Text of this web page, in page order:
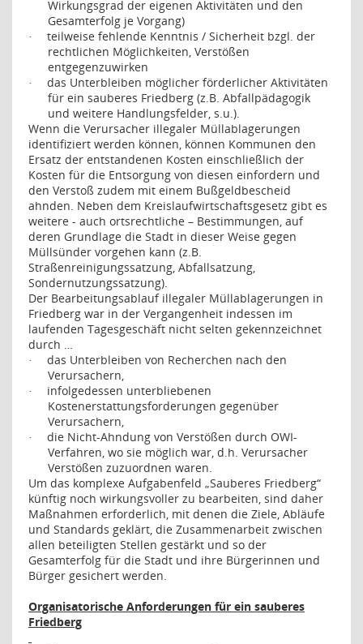
Wirkungsgrad der eigenen Aktivitäten und den
Gesamterfolg je Vorgang)
·
teilweise fehlende Kenntnis / Sicherheit bzgl. der
rechtlichen Möglichkeiten, Verstößen
entgegenzuwirken
·
das Unterbleiben möglicher förderlicher Aktivitäten
für ein sauberes Friedberg (z.B. Abfallpädagogik
und weitere Handlungsfelder, s.u.).
Wenn die Verursacher illegaler Müllablagerungen
identifiziert werden können, können Kommunen den
Ersatz der entstandenen Kosten einschließlich der
Kosten für die Entsorgung von diesen einfordern und
den Verstoß zudem mit einem Bußgeldbescheid
ahnden. Neben dem Kreislaufwirtschaftsgesetz gibt es
weitere - auch ortsrechtliche – Bestimmungen, auf
deren Grundlage die Stadt in dieser Weise gegen
Müllsünder vorgehen kann (z.B.
Straßenreinigungssatzung, Abfallsatzung,
Sondernutzungssatzung).
Der Bearbeitungsablauf illegaler Müllablagerungen in
Friedberg war in der Vergangenheit indessen im
laufenden Tagesgeschäft nicht selten gekennzeichnet
durch …
·
das Unterbleiben von Recherchen nach den
Verursachern,
·
infolgedessen unterbliebenen
Kostenerstattungsforderungen gegenüber
Verursachern,
·
die Nicht-Ahndung von Verstößen durch OWI-
Verfahren, wo sie möglich war, d.h. Verursacher
Verstößen zuzuordnen waren.
Um das komplexe Aufgabenfeld „Sauberes Friedberg“
künftig noch wirkungsvoller zu bearbeiten, sind daher
Maßnahmen erforderlich, mit denen die Ziele, Abläufe
und Standards geklärt, die Zusammenarbeit zwischen
allen beteiligten Stellen gestärkt und so der
Gesamterfolg für die Stadt und ihre Bürgerinnen und
Bürger gesichert werden.
Organisatorische Anforderungen für ein sauberes
Friedberg